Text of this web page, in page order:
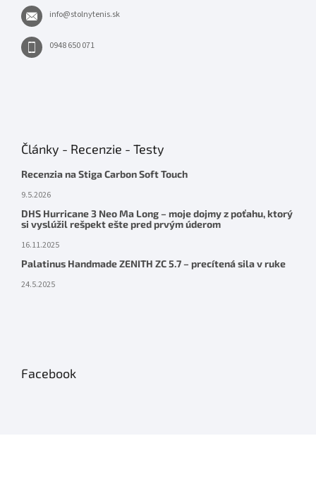
info@stolnytenis.sk
0948 650 071
Články - Recenzie - Testy
Recenzia na Stiga Carbon Soft Touch
9.5.2026
DHS Hurricane 3 Neo Ma Long – moje dojmy z poťahu, ktorý
si vyslúžil rešpekt ešte pred prvým úderom
16.11.2025
Palatinus Handmade ZENITH ZC 5.7 – precítená sila v ruke
24.5.2025
Facebook